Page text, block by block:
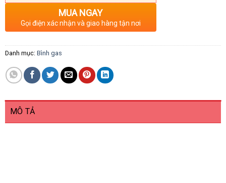
MUA NGAY
Gọi điện xác nhận và giao hàng tận nơi
Danh mục: Bình gas
MÔ TẢ